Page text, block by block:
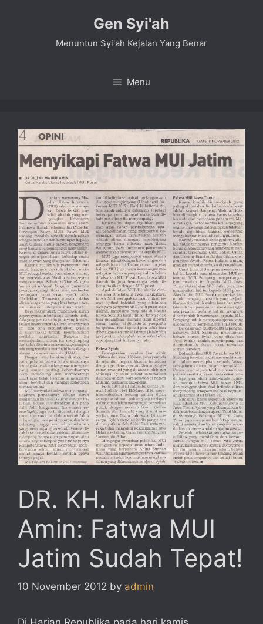
Gen Syi'ah
Menuntun Syi'ah Kejalan Yang Benar
Menu
DR. KH. Makruf
Amin: Fatwa MUI
Jatim Sudah Tepat!
10 November 2012 by admin